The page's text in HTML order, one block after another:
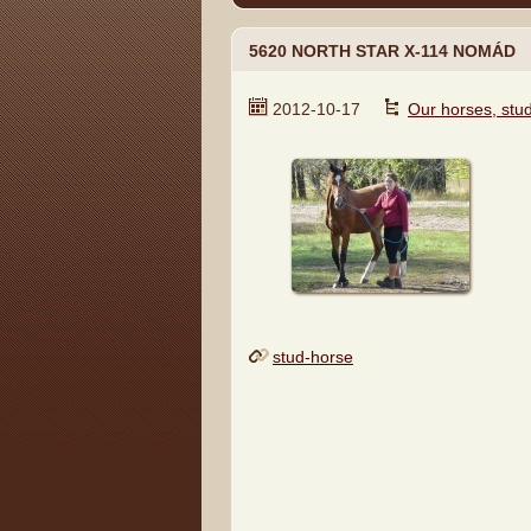
5620 NORTH STAR X-114 NOMÁD
2012-10-17 Our horses,
stud-horse